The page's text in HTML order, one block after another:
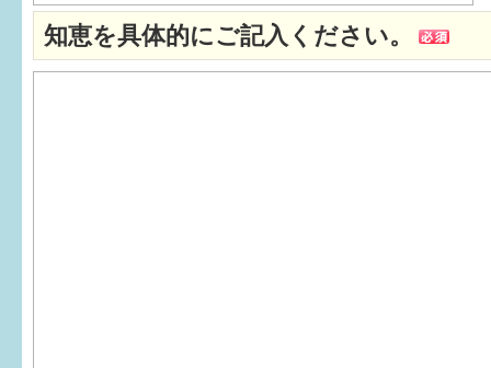
知恵を具体的にご記入ください。
子育てカレンダー
妊娠